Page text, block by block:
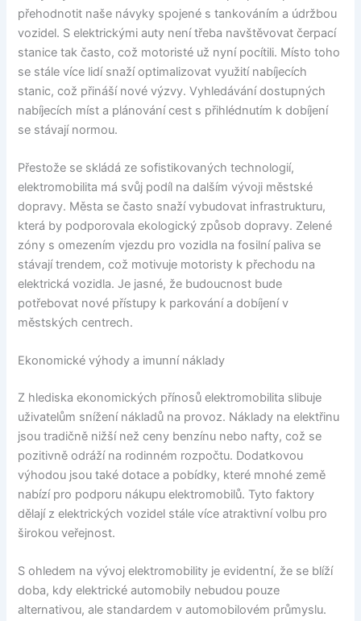
přehodnotit naše návyky spojené s tankováním a údržbou
vozidel. S elektrickými auty není třeba navštěvovat čerpací
stanice tak často, což motoristé už nyní pocítili. Místo toho
se stále více lidí snaží optimalizovat využití nabíjecích
stanic, což přináší nové výzvy. Vyhledávání dostupných
nabíjecích míst a plánování cest s přihlédnutím k dobíjení
se stávají normou.
Přestože se skládá ze sofistikovaných technologií,
elektromobilita má svůj podíl na dalším vývoji městské
dopravy. Města se často snaží vybudovat infrastrukturu,
která by podporovala ekologický způsob dopravy. Zelené
zóny s omezením vjezdu pro vozidla na fosilní paliva se
stávají trendem, což motivuje motoristy k přechodu na
elektrická vozidla. Je jasné, že budoucnost bude
potřebovat nové přístupy k parkování a dobíjení v
městských centrech.
Ekonomické výhody a imunní náklady
Z hlediska ekonomických přínosů elektromobilita slibuje
uživatelům snížení nákladů na provoz. Náklady na elektřinu
jsou tradičně nižší než ceny benzínu nebo nafty, což se
pozitivně odráží na rodinném rozpočtu. Dodatkovou
výhodou jsou také dotace a pobídky, které mnohé země
nabízí pro podporu nákupu elektromobilů. Tyto faktory
dělají z elektrických vozidel stále více atraktivní volbu pro
širokou veřejnost.
S ohledem na vývoj elektromobility je evidentní, že se blíží
doba, kdy elektrické automobily nebudou pouze
alternativou, ale standardem v automobilovém průmyslu.